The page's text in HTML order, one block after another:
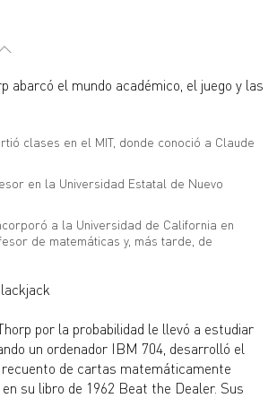
abarcó el mundo académico, el juego y las
clases en el MIT, donde conoció a Claude
en la Universidad Estatal de Nuevo
a la Universidad de California en
de matemáticas y, más tarde, de
por la probabilidad le llevó a estudiar
un ordenador IBM 704, desarrolló el
de cartas matemáticamente
su libro de 1962 Beat the Dealer. Sus